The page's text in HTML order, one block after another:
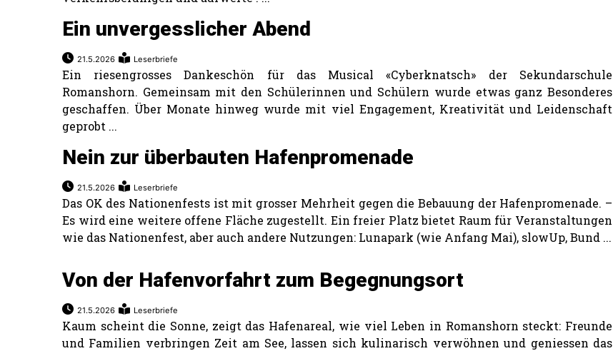
Ein unvergesslicher Abend
21.5.2026 Leserbriefe
Ein riesengrosses Dankeschön für das Musical «Cyberknatsch» der Sekundarschule
Romanshorn. Gemeinsam mit den Schülerinnen und Schülern wurde etwas ganz Besonderes
geschaffen. Über Monate hinweg wurde mit viel Engagement, Kreativität und Leidenschaft
geprobt ...
Nein zur überbauten Hafenpromenade
21.5.2026 Leserbriefe
Das OK des Nationenfests ist mit grosser Mehrheit gegen die Bebauung der Hafenpromenade. –
Es wird eine weitere offene Fläche zugestellt. Ein freier Platz bietet Raum für Veranstaltungen
wie das Nationenfest, aber auch andere Nutzungen: Lunapark (wie Anfang Mai), slowUp, Bund ...
Von der Hafenvorfahrt zum Begegnungsort
21.5.2026 Leserbriefe
Kaum scheint die Sonne, zeigt das Hafenareal, wie viel Leben in Romanshorn steckt: Freunde
und Familien verbringen Zeit am See, lassen sich kulinarisch verwöhnen und geniessen das